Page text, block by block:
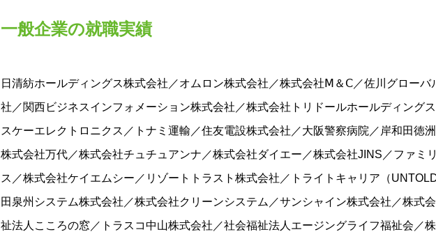
一般企業の就職実績
日清紡ホールディングス株式会社／オムロン株式会社／株式会社Ⅿ＆Ⅽ／佐川グローバ
社／関西ビジネスインフォメーション株式会社／株式会社トリドールホールディング
スケーエレクトロニクス／トナミ運輸／住友電設株式会社／大阪警察病院／岸和田徳
株式会社万代／株式会社チュチュアンナ／株式会社ダイエー／株式会社JINS／ファミ
ス／株式会社ケイエムシー／リゾートトラスト株式会社／トライトキャリア（
田泉州システム株式会社／株式会社クリーンシステム／サンシャイン株式会社／株式
祉法人こころの窓／トラスコ中山株式会社／社会福祉法人エージングライフ福祉会／